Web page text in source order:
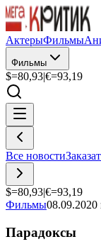
АктерыФильмы
Фильмы
$=80,93|€=93,19
Все новости
$=80,93|€=93,19
Фильмы08.09.2020
Парадоксы